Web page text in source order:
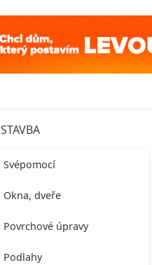
STAVBA
Svépomocí
Okna, dveře
Povrchové úpravy
Podlahy